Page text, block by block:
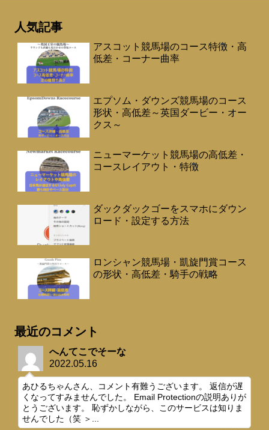
人気記事
アスコット競馬場のコース特徴・高
低差・コーナー曲率
エプソム・ダウンズ競馬場のコース
形状・高低差～英国ダービー・オー
クス～
ニューマーケット競馬場の高低差・
コースレイアウト・特徴
ダックダックゴーをスマホにダウン
ロード・設定する方法
ロンシャン競馬場・凱旋門賞コース
の形状・高低差・騎手の戦略
最近のコメント
へんてこでそーな
2022.05.16
あひるちゃんさん、コメント有難うございます。 返信が遅
くなってすみませんでした。 Email Protectionの説明ありが
とうございます。 恥ずかしながら、このサービスは知りま
せんでした（笑 ＞...